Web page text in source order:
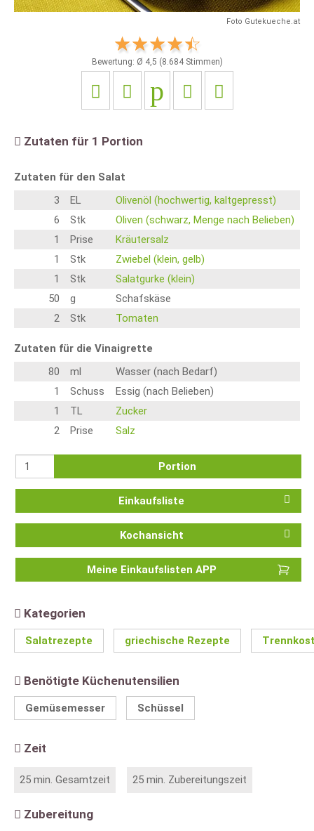
Foto Gutekueche.at
Bewertung: Ø 4,5 (8.684Stimmen)
Zutaten für 1 Portion
Zutaten für den Salat
3
EL
Olivenöl (hochwertig, kaltgepresst)
6
Stk
Oliven (schwarz, Menge nach Belieben)
1
Prise
Kräutersalz
1
Stk
Zwiebel (klein, gelb)
1
Stk
Salatgurke (klein)
50
g
Schafskäse
2
Stk Tomaten
Zutaten für die Vinaigrette
80
ml
Wasser (nach Bedarf)
1
Schuss
Essig (nach Belieben)
1
TL
Zucker
2
Prise Salz
Portion
Einkaufsliste
Kochansicht
Meine Einkaufslisten APP
Kategorien
Salatrezepte griechische Rezepte
Benötigte Küchenutensilien
Gemüsemesser Schüssel
Zeit
25 min. Gesamtzeit 25 min. Zubereitungszeit
Zubereitung